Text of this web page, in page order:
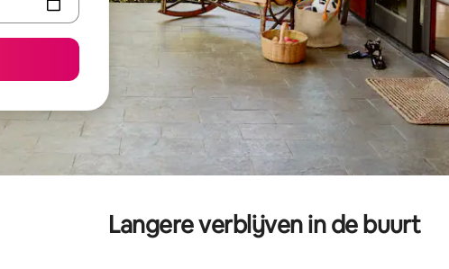
Langere verblijven in de buurt